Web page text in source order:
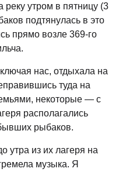
утром в пятницу (3
подтянулась в это
прямо возле 369-го
нас, отдыхала на
туда на
некоторые — с
располагались
рыбаков.
утра из их лагеря на
музыка. Я